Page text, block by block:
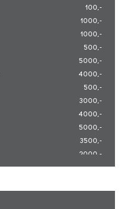
100,-
1000,-
1000,-
500,-
5000,-
4000,-
500,-
3000,-
4000,-
5000,-
3500,-
2000,-
3000,-